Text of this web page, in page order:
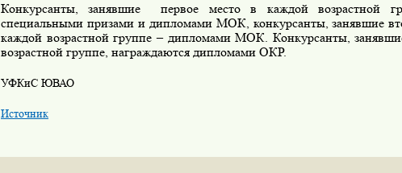
Конкурсанты, занявшие
первое место в каждой возрастной
специальными призами и дипломами МОК, конкурсанты, занявшие
каждой возрастной группе – дипломами МОК. Конкурсанты,
возрастной группе, награждаются дипломами ОКР.
УФКиС ЮВАО
Источник